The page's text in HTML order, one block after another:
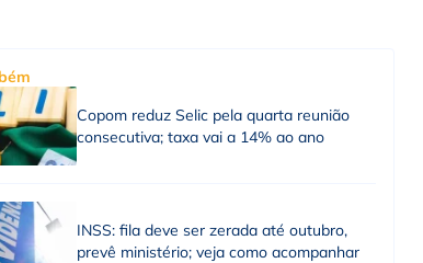
Copom reduz Selic pela quarta reunião
consecutiva; taxa vai a 14% ao ano
INSS: fila deve ser zerada até outubro,
prevê ministério; veja como acompanhar